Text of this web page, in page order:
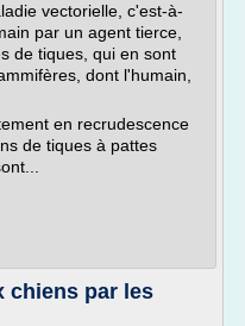
vectorielle, c'est-à-
par un agent tierce,
de tiques, qui en sont
dont l'humain,
en recrudescence
de tiques à pattes
chiens par les